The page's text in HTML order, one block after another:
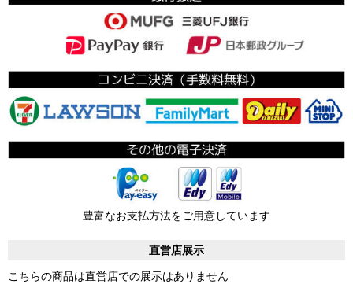
豊富なお支払方法をご用意しています
直営店展示
こちらの商品は直営店での展示はありません